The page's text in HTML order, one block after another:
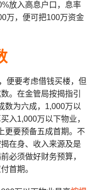
放入高息户口，息率
万，便可把100万资金
便要考虑借钱买楼，但
。在金管局按揭指引
数为六成，1,000万以
入1,000万以下物业，
更要预备五成首期。不
在身、收入来源及是
必须做好财务预算，
首期。